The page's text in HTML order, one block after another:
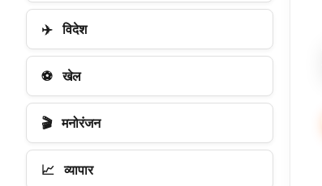
✈️ विदेश
⚽ खेल
🎬 मनोरंजन
📈 व्यापार